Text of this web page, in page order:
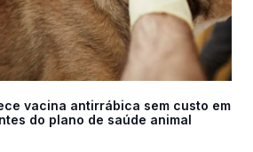
vacina antirrábica sem custo em
do plano de saúde animal